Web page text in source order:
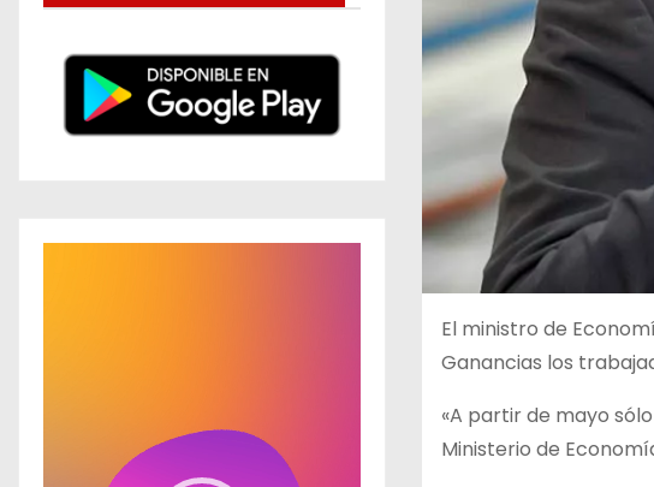
El ministro de
Ganancias los
«A partir de mayo
Ministerio de